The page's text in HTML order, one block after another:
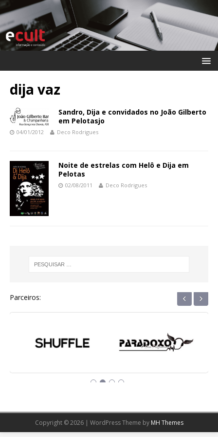
dija vaz
Sandro, Dija e convidados no João Gilberto
em Pelotasjo
04/01/2012 Deco Rodrigues
Noite de estrelas com Helô e Dija em
Pelotas
02/08/2011 Deco Rodrigues
Parceiros: ‹ ›
Copyright © 2026 | WordPress Theme by MH Themes